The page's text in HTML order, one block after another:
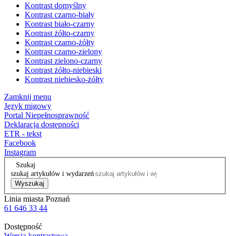
Kontrast domyślny
Kontrast czarno-biały
Kontrast biało-czarny
Kontrast żółto-czarny
Kontrast czarno-żółty
Kontrast czarno-zielony
Kontrast zielono-czarny
Kontrast żółto-niebieski
Kontrast niebiesko-żółty
Zamknij menu
Język migowy
Portal Niepełnosprawność
Deklaracja dostępności
ETR - tekst
Facebook
Instagram
Szukaj
szukaj artykułów i wydarzeń
Wyszukaj
Linia miasta Poznań
61 646 33 44
Dostępność